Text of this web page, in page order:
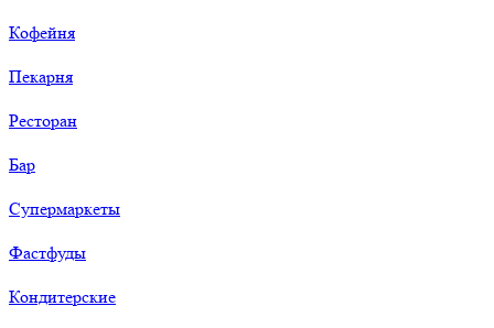
Кофейня
Пекарня
Ресторан
Бар
Супермаркеты
Фастфуды
Кондитерские